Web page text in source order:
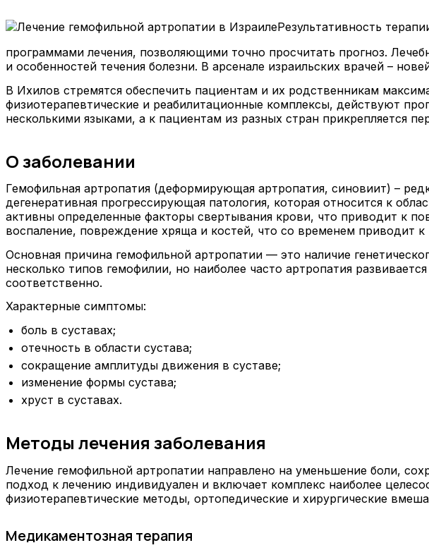
Результативность
программами лечения, позволяющими точно просчитать прогноз.
и особенностей течения болезни. В арсенале израильских врачей –
В Ихилов стремятся обеспечить пациентам и их родственникам
физиотерапевтические и реабилитационные комплексы, действуют
несколькими языками, а к пациентам из разных стран прикрепляется
О заболевании
Гемофильная артропатия (деформирующая артропатия, синовиит) –
дегенеративная прогрессирующая патология, которая относится к
активны определенные факторы свертывания крови, что приводит к
воспаление, повреждение хряща и костей, что со временем приводит
Основная причина гемофильной артропатии — это наличие
несколько типов гемофилии, но наиболее часто артропатия
соответственно.
Характерные симптомы:
боль в суставах;
отечность в области сустава;
сокращение амплитуды движения в суставе;
изменение формы сустава;
хруст в суставах.
Методы лечения заболевания
Лечение гемофильной артропатии направлено на уменьшение боли,
подход к лечению индивидуален и включает комплекс наиболее
физиотерапевтические методы, ортопедические и хирургические
Медикаментозная терапия